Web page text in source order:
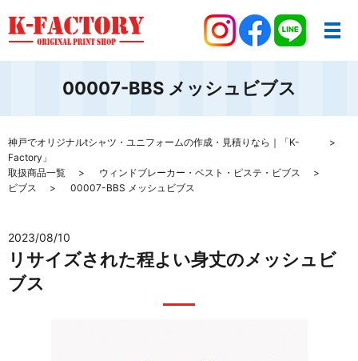
00007-BBS メッシュビブス
神戸でオリジナルtシャツ・ユニフォームの作成・見積りなら｜「K-
Factory」
取扱商品一覧
ウィンドブレーカー・ベスト・ピステ・ビブス
ビブス
00007-BBS メッシュビブス
2023/08/10
リサイズされた程よい身丈のメッシュビ
ブス